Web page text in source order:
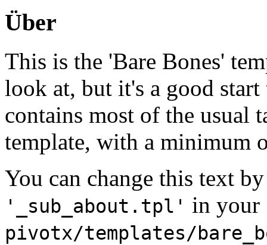
Über
This is the 'Bare Bones'
look at, but it's a good
contains most of the usual
template, with a minimum
You can change this text
'_sub_about.tpl' in your
pivotx/templates/